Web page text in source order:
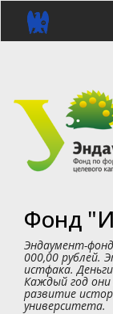
Перейти
основному
Фонд
Эндаумент-
000,00 рублей.
истфака.
Каждый год
развитие
университета.